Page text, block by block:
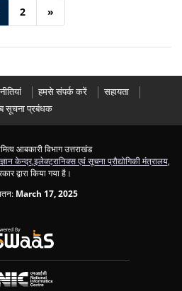
2 »
हमसे संपर्क करें
सहायता
सूचना प्रबंधक
आबकारी विभाग उत्तराखंड
केन्द्र,इलेक्ट्रानिक्स एवं सूचना प्रौद्योगिकी मंत्रालय,
द्वारा किया गया है।
March 17, 2025